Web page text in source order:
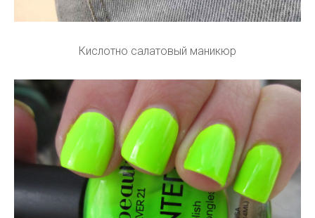
Кислотно салатовый маникюр